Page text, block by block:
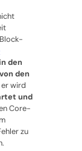
den
den
wird
und
Core-
zu